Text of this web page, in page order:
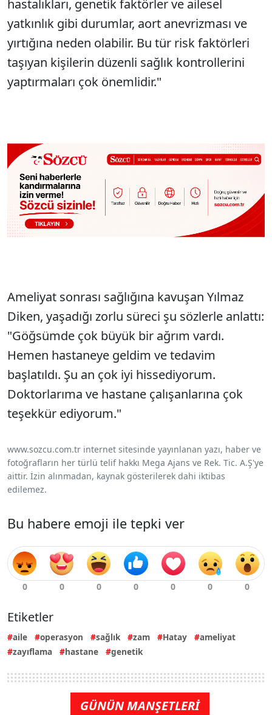
hastalıkları, genetik faktörler ve ailesel
yatkınlık gibi durumlar, aort anevrizması ve
yırtığına neden olabilir. Bu tür risk faktörleri
taşıyan kişilerin düzenli sağlık kontrollerini
yaptırmaları çok önemlidir."
Ameliyat sonrası sağlığına kavuşan Yılmaz
Diken, yaşadığı zorlu süreci şu sözlerle anlattı:
"Göğsümde çok büyük bir ağrım vardı.
Hemen hastaneye geldim ve tedavim
başlatıldı. Şu an çok iyi hissediyorum.
Doktorlarıma ve hastane çalışanlarına çok
teşekkür ediyorum."
www.sozcu.com.tr internet sitesinde yayınlanan yazı, haber ve
fotoğrafların her türlü telif hakkı Mega Ajans ve Rek. Tic. A.Ş'ye
aittir. İzin alınmadan, kaynak gösterilerek dahi iktibas
edilemez.
Bu habere emoji ile tepki ver
Etiketler
aile operasyon sağlık zam Hatay
ameliyat
zayıflama
hastane genetik
GÜNÜN MANŞETLERİ